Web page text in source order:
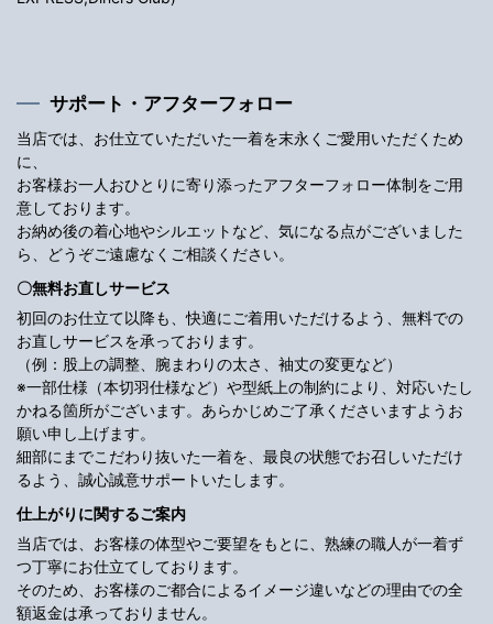
サポート・アフターフォロー
当店では、お仕立ていただいた一着を末永くご愛用いただくため
に、
お客様お一人おひとりに寄り添ったアフターフォロー体制をご用
意しております。
お納め後の着心地やシルエットなど、気になる点がございました
ら、どうぞご遠慮なくご相談ください。
〇無料お直しサービス
初回のお仕立て以降も、快適にご着用いただけるよう、無料での
お直しサービスを承っております。
（例：股上の調整、腕まわりの太さ、袖丈の変更など）
※一部仕様（本切羽仕様など）や型紙上の制約により、対応いたし
かねる箇所がございます。あらかじめご了承くださいますようお
願い申し上げます。
細部にまでこだわり抜いた一着を、最良の状態でお召しいただけ
るよう、誠心誠意サポートいたします。
仕上がりに関するご案内
当店では、お客様の体型やご要望をもとに、熟練の職人が一着ず
つ丁寧にお仕立てしております。
そのため、お客様のご都合によるイメージ違いなどの理由での全
額返金は承っておりません。